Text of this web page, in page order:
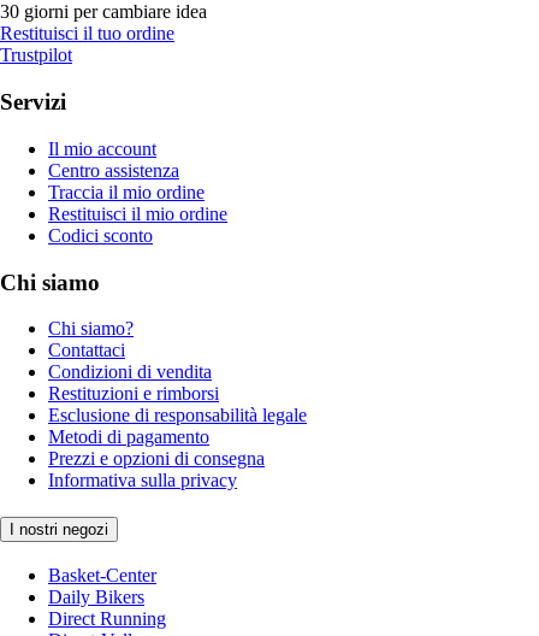
30 giorni per cambiare idea
Restituisci il tuo ordine
Trustpilot
Servizi
Il mio account
Centro assistenza
Traccia il mio ordine
Restituisci il mio ordine
Codici sconto
Chi siamo
Chi siamo?
Contattaci
Condizioni di vendita
Restituzioni e rimborsi
Esclusione di responsabilità legale
Metodi di pagamento
Prezzi e opzioni di consegna
Informativa sulla privacy
I nostri negozi
Basket-Center
Daily Bikers
Direct Running